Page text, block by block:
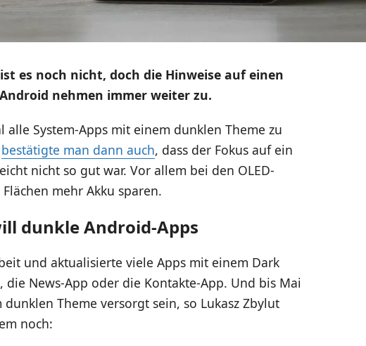
es noch nicht, doch die Hinweise auf einen
nehmen immer weiter zu.
System-Apps mit einem dunklen Theme zu
bestätigte man dann auch, dass der Fokus auf ein
nicht so gut war. Vor allem bei den OLED-
mehr Akku sparen.
dunkle Android-Apps
und aktualisierte viele Apps mit einem Dark
die News-App oder die Kontakte-App. Und bis Mai
Theme versorgt sein, so Lukasz Zbylut
noch: